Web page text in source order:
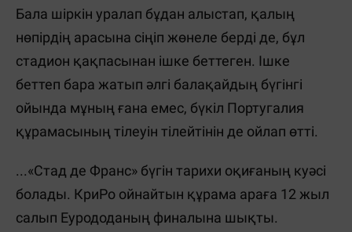
Бала шіркін уралап бұдан алыстап, қалың
нөпірдің арасына сіңіп жөнеле берді де, бұл
стадион қақпасынан ішке беттеген. Ішке
беттеп бара жатып әлгі балақайдың бүгінгі
ойында мұның ғана емес, бүкіл Португалия
құрамасының тілеуін тілейтінін де ойлап өтті.
...«Стад де Франс» бүгін тарихи оқиғаның куәсі
болады. КриРо ойнайтын құрама араға 12 жыл
салып Еурододаның финалына шықты.